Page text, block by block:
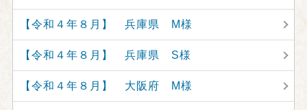
【令和４年８月】 兵庫県 M様
【令和４年８月】 兵庫県 S様
【令和４年８月】 大阪府 M様